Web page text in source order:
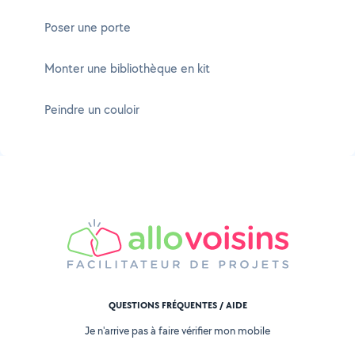
Poser une porte
Monter une bibliothèque en kit
Peindre un couloir
QUESTIONS FRÉQUENTES / AIDE
Je n'arrive pas à faire vérifier mon mobile